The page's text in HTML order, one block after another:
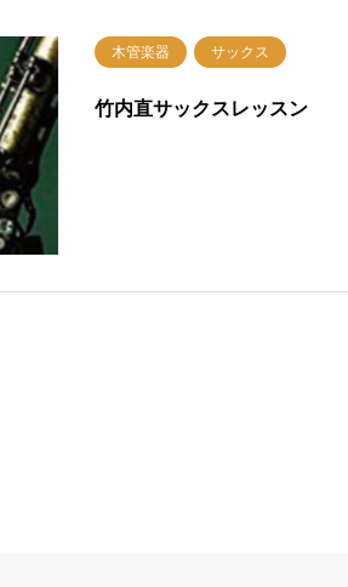
木管楽器 サックス
竹内直サックスレッスン